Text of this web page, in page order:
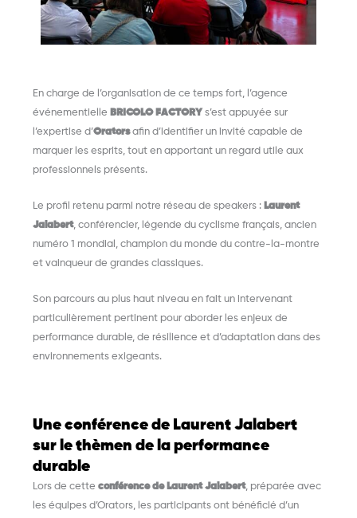
En charge de l’organisation de ce temps fort, l’agence
événementielle BRICOLO FACTORY s’est appuyée sur
l’expertise d’Oratorsafin d’identifier un invité capable de
marquer les esprits, tout en apportant un regard utile aux
professionnels présents.
Le profil retenu parmi notre réseau de speakers : Laurent
Jalabert, conférencier, légende du cyclisme français, ancien
numéro 1 mondial, champion du monde du contre-la-montre
et vainqueur de grandes classiques.
Son parcours au plus haut niveau en fait un intervenant
particulièrement pertinent pour aborder les enjeux de
performance durable, de résilience et d’adaptation dans des
environnements exigeants.
Une conférence de Laurent Jalabert
sur le thèmen de la performance
durable
Lors de cetteconférence de Laurent Jalabert, préparée avec
les équipes d’Orators, les participants ont bénéficié d’un